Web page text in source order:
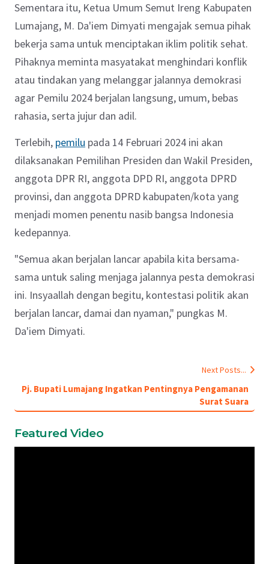
Sementara itu, Ketua Umum Semut Ireng Kabupaten
Lumajang, M. Da'iem Dimyati mengajak semua pihak
bekerja sama untuk menciptakan iklim politik sehat.
Pihaknya meminta masyatakat menghindari konflik
atau tindakan yang melanggar jalannya demokrasi
agar Pemilu 2024 berjalan langsung, umum, bebas
rahasia, serta jujur dan adil.
Terlebih, pemilu pada 14 Februari 2024 ini akan
dilaksanakan Pemilihan Presiden dan Wakil Presiden,
anggota DPR RI, anggota DPD RI, anggota DPRD
provinsi, dan anggota DPRD kabupaten/kota yang
menjadi momen penentu nasib bangsa Indonesia
kedepannya.
"Semua akan berjalan lancar apabila kita bersama-
sama untuk saling menjaga jalannya pesta demokrasi
ini. Insyaallah dengan begitu, kontestasi politik akan
berjalan lancar, damai dan nyaman," pungkas M.
Da'iem Dimyati.
Next Posts...
Pj. Bupati Lumajang Ingatkan Pentingnya Pengamanan
Surat Suara
Featured Video